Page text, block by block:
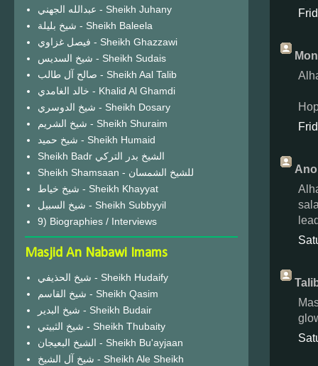
عبدالله الجهني - Sheikh Juhany
شيخ بليلة - Sheikh Baleela
فيصل غزاوي - Sheikh Ghazzawi
شيخ السديس - Sheikh Sudais
صالح آل طالب - Sheikh Aal Talib
خالد الغامدي - Khalid Al Ghamdi
شيخ الدوسري - Sheikh Dosary
شيخ الشريم - Sheikh Shuraim
شيخ حميد - Sheikh Humaid
Sheikh Badr الشيخ بدر التركي
Sheikh Shamsaan - للشيخ الشمسان
شيخ خياط - Sheikh Khayyat
شيخ السبيل - Sheikh Subbyyil
9) Biographies / Interviews
Masjid An Nabawi Imams
شيخ الحذيفي - Sheikh Hudaify
شيخ القاسم - Sheikh Qasim
شيخ البدير - Sheikh Budair
شيخ الثبيتي - Sheikh Thubaity
الشيخ البعيجان - Sheikh Bu'ayjaan
شيخ آل الشيخ - Sheikh Ale Sheikh